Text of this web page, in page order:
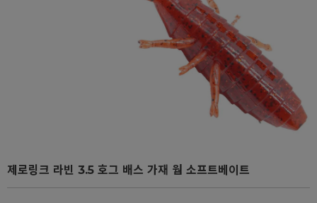
제로링크 라빈 3.5 호그 배스 가재 웜 소프트베이트